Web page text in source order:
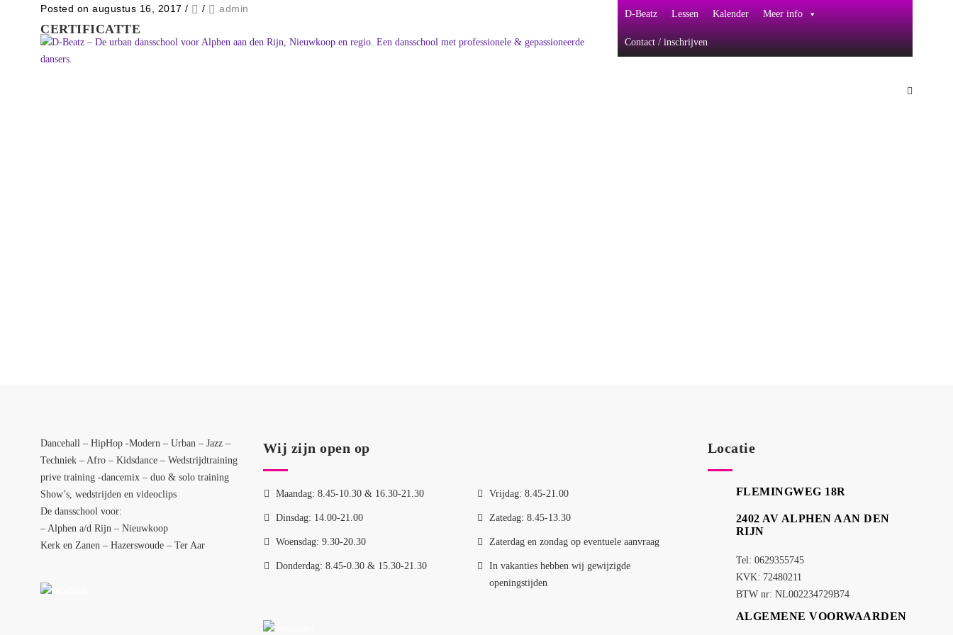
D-Beatz Lessen Kalender Meer info
Contact / inschrijven
Posted on augustus 16, 2017 / / admin
CERTIFICATTE
Dancehall – HipHop -Modern – Urban – Jazz –
Techniek – Afro – Kidsdance – Wedstrijdtraining
prive training -dancemix – duo & solo training
Show’s, wedstrijden en videoclips
De dansschool voor:
– Alphen a/d Rijn – Nieuwkoop
Kerk en Zanen – Hazerswoude – Ter Aar
Wij zijn open op
Maandag: 8.45-10.30 & 16.30-21.30
Dinsdag: 14.00-21.00
Woensdag: 9.30-20.30
Donderdag: 8.45-0.30 & 15.30-21.30
Vrijdag: 8.45-21.00
Zatedag: 8.45-13.30
Zaterdag en zondag op eventuele aanvraag
In vakanties hebben wij gewijzigde
openingstijden
Locatie
FLEMINGWEG 18R
2402 AV ALPHEN AAN DEN
RIJN
Tel: 0629355745
KVK: 72480211
BTW nr: NL002234729B74
ALGEMENE VOORWAARDEN